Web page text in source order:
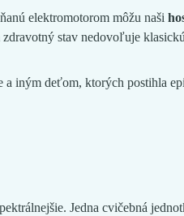
elektromotorom môžu naši
stav nedovoľuje
iným deťom, ktorých postihla
Jedna cvičebná